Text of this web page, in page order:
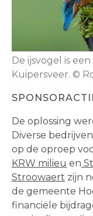
De ijsvogel is
Kuipersveer. ©
De oplossing
Diverse
op de oproep
KRW milieu en
Stroowaert zijn
de gemeente
financiële